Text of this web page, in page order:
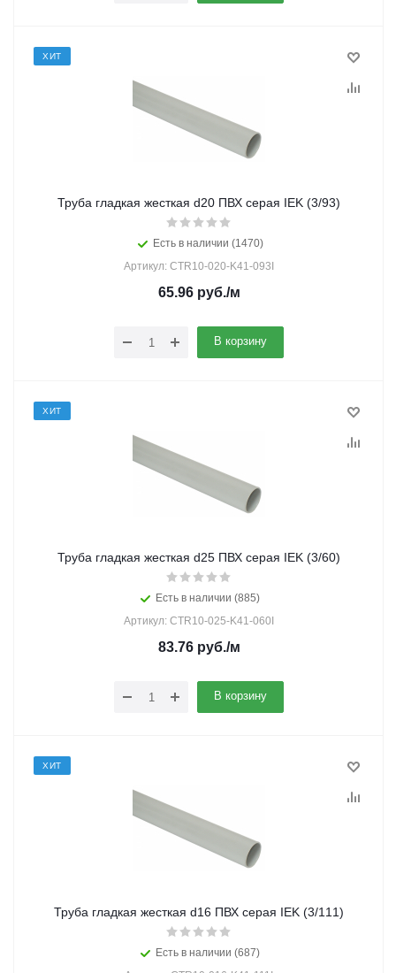
ХИТ
Труба гладкая жесткая d20 ПВХ серая IEK (3/93)
Есть в наличии (1470)
Артикул: CTR10-020-K41-093I
65.96руб./м
В корзину
ХИТ
Труба гладкая жесткая d25 ПВХ серая IEK (3/60)
Есть в наличии (885)
Артикул: CTR10-025-K41-060I
83.76руб./м
В корзину
ХИТ
Труба гладкая жесткая d16 ПВХ серая IEK (3/111)
Есть в наличии (687)